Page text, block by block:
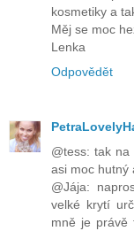
kosmetiky a
Měj se moc
Lenka
Odpovědět
@tess: tak
asi moc hutný
@Jája:
velké krytí
mně je právě